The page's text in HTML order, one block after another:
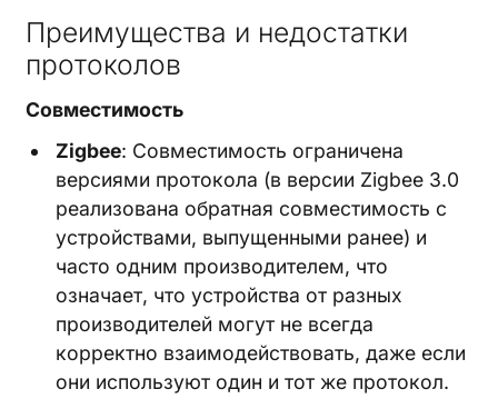
Преимущества и недостатки
протоколов
Совместимость
Zigbee: Совместимость ограничена
версиями протокола (в версии Zigbee 3.0
реализована обратная совместимость с
устройствами, выпущенными ранее) и
часто одним производителем, что
означает, что устройства от разных
производителей могут не всегда
корректно взаимодействовать, даже если
они используют один и тот же протокол.